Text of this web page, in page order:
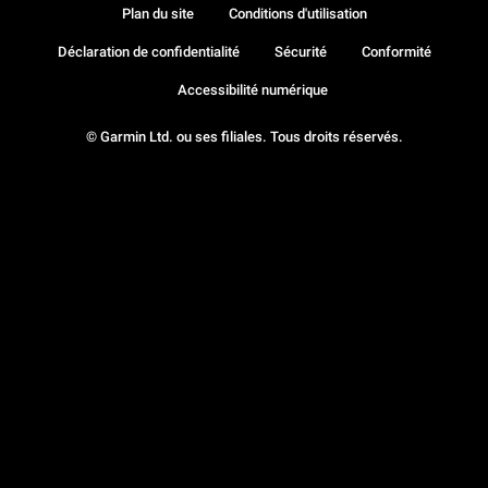
© Garmin Ltd. ou ses filiales. Tous droits réservés.
Plan du site Conditions d'utilisation
Déclaration de confidentialité Sécurité Conformité
Accessibilité numérique